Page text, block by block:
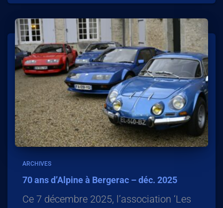
ARCHIVES
70 ans d’Alpine à Bergerac – déc. 2025
Ce 7 décembre 2025, l’association ‘Les